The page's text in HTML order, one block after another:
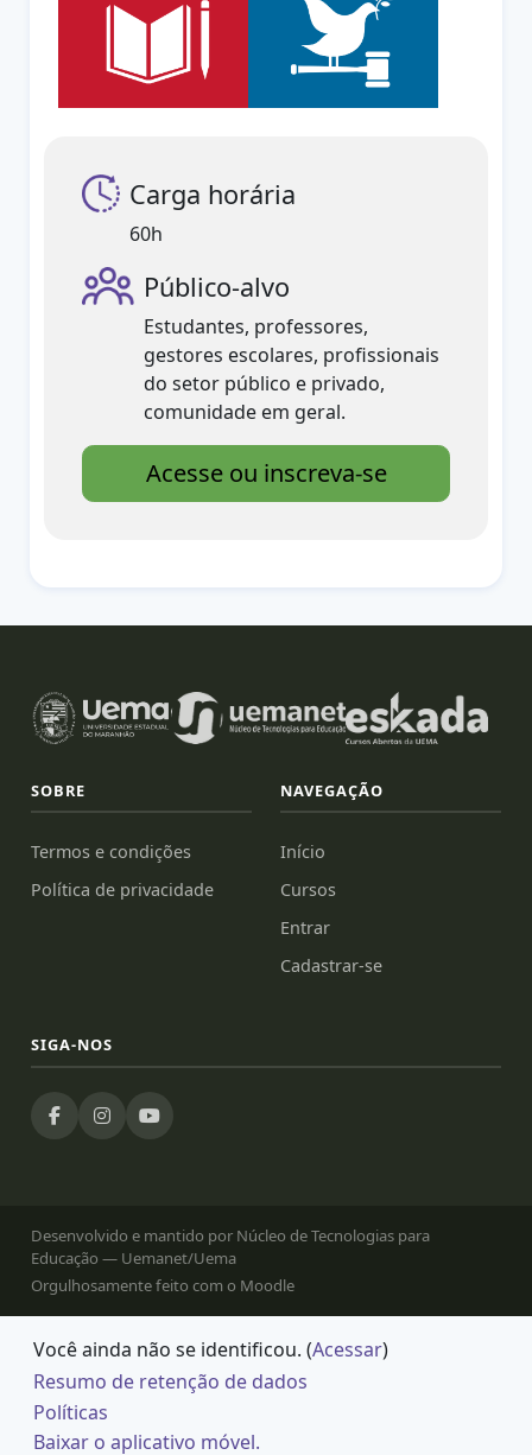
Carga horária
60h
Público-alvo
Estudantes, professores,
gestores escolares, profissionais
do setor público e privado,
comunidade em geral.
Acesse ou inscreva-se
SOBRE
Termos e condições
Política de privacidade
NAVEGAÇÃO
Início
Cursos
Entrar
Cadastrar-se
SIGA-NOS
Desenvolvido e mantido por Núcleo de Tecnologias para
Educação — Uemanet/Uema
Orgulhosamente feito com o Moodle
Você ainda não se identificou. (Acessar)
Resumo de retenção de dados
Políticas
Baixar o aplicativo móvel.